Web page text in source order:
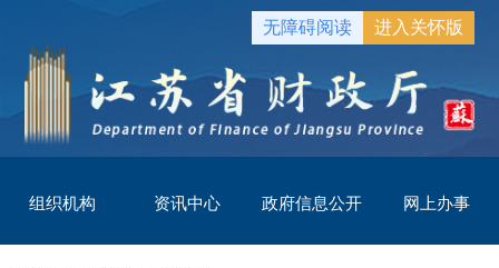
无障碍阅读 进入关怀版
组织机构 资讯中心 政府信息公开 网上办事